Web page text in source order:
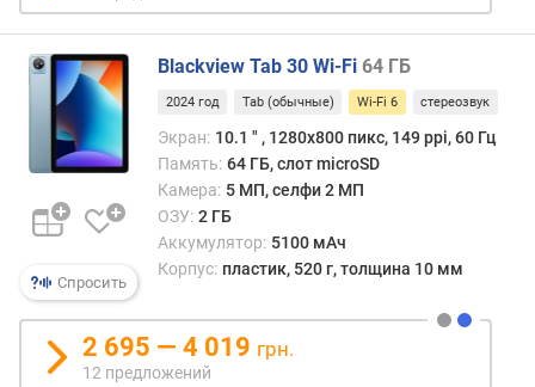
б
ъ
е
м
к
а
р
ы
(
Б
у
Спросить
Blackview Tab 30 Wi-Fi 64 ГБ
2024 год Tab (обычные) Wi-Fi 6 стереозвук
Экран: 10.1 ″ , 1280x800 пикс, 149 ppi, 60 Гц
Память: 64 ГБ, слот microSD
Камера: 5 МП, селфи 2 МП
ОЗУ: 2 ГБ
Аккумулятор: 5100 мАч
Корпус: пластик, 520 г, толщина 10 мм
2 695 — 4 019 грн.
12 предложений